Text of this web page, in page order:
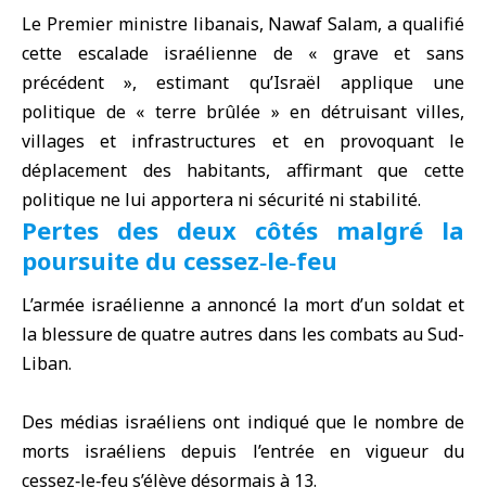
Le Premier ministre libanais, Nawaf Salam, a qualifié
cette escalade israélienne de « grave et sans
précédent », estimant qu’Israël applique une
politique de « terre brûlée » en détruisant villes,
villages et infrastructures et en provoquant le
déplacement des habitants, affirmant que cette
politique ne lui apportera ni sécurité ni stabilité.
Pertes des deux côtés malgré la
poursuite du cessez‑le‑feu
L’armée israélienne a annoncé la mort d’un soldat et
la blessure de quatre autres dans les combats au Sud-
Liban.
Des médias israéliens ont indiqué que le nombre de
morts israéliens depuis l’entrée en vigueur du
cessez‑le‑feu s’élève désormais à 13.